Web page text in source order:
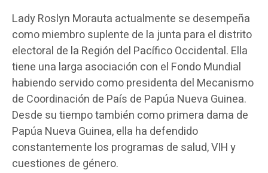
Lady Roslyn Morauta actualmente se desempeña
como miembro suplente de la junta para el distrito
electoral de la Región del Pacífico Occidental. Ella
tiene una larga asociación con el Fondo Mundial
habiendo servido como presidenta del Mecanismo
de Coordinación de País de Papúa Nueva Guinea.
Desde su tiempo también como primera dama de
Papúa Nueva Guinea, ella ha defendido
constantemente los programas de salud, VIH y
cuestiones de género.